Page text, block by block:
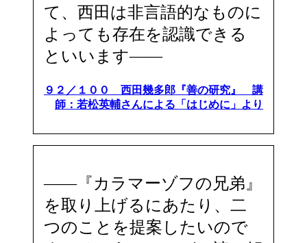
て、西田は非言語的なものに
よっても存在を認識できる
といいます――
９２／１００ 西田幾多郎『善の研究』 講
師：若松英輔さんによる「はじめに」より
――『カラマーゾフの兄弟』
を取り上げるにあたり、二
つのことを提案したいので